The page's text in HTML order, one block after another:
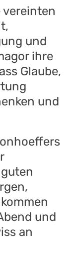
vereinten
und
ihre
Glaube,
und
und
an